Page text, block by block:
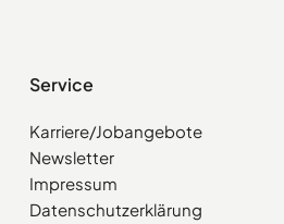
Service
Karriere/Jobangebote
Newsletter
Impressum
Datenschutzerklärung